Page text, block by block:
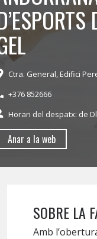
Ctra. General, Edifici
+376 852666
Horari del despatx: de
Anar a la web
SOBRE LA
Amb